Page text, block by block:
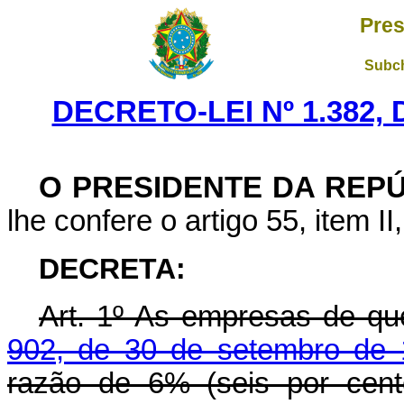
DECRETO-LEI Nº 1.382,
O PRESIDENTE DA
lhe confere o artigo 55, item
DECRETA:
Art. 1º As empresas de
902, de 30 de setembro de
razão de 6% (seis por